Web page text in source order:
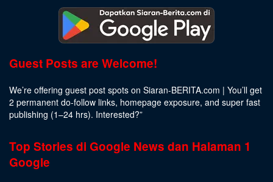
Guest Posts are Welcome!
We’re offering guest post spots on Siaran-BERITA.com | You’ll get
2 permanent do-follow links, homepage exposure, and super fast
publishing (1–24 hrs). Interested?”
Top Stories di Google News dan Halaman 1
Google